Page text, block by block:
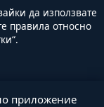
да използвате
правила относно
приложение